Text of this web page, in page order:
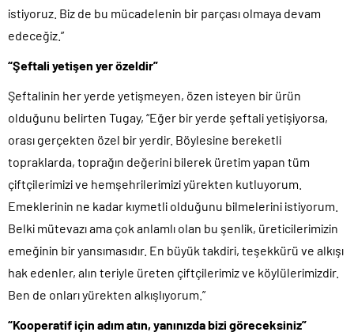
istiyoruz. Biz de bu mücadelenin bir parçası olmaya devam
edeceğiz.”
“Şeftali yetişen yer özeldir”
Şeftalinin her yerde yetişmeyen, özen isteyen bir ürün
olduğunu belirten Tugay, “Eğer bir yerde şeftali yetişiyorsa,
orası gerçekten özel bir yerdir. Böylesine bereketli
topraklarda, toprağın değerini bilerek üretim yapan tüm
çiftçilerimizi ve hemşehrilerimizi yürekten kutluyorum.
Emeklerinin ne kadar kıymetli olduğunu bilmelerini istiyorum.
Belki mütevazı ama çok anlamlı olan bu şenlik, üreticilerimizin
emeğinin bir yansımasıdır. En büyük takdiri, teşekkürü ve alkışı
hak edenler, alın teriyle üreten çiftçilerimiz ve köylülerimizdir.
Ben de onları yürekten alkışlıyorum.”
“Kooperatif için adım atın, yanınızda bizi göreceksiniz”